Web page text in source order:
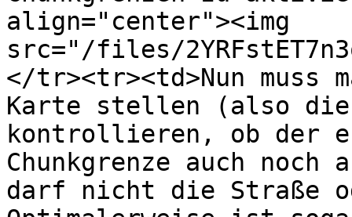
align="center"><img
src="/files/
</tr><tr><td>Nun muss
Karte stellen (also die
kontrollieren, ob der
Chunkgrenze auch
darf nicht die Straße